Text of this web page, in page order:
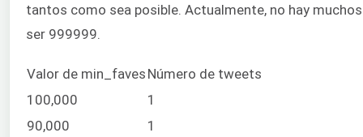
tantos como sea posible. Actualmente, no hay
ser 999999.
Valor de min_faves Número de tweets
100,000
1
90,000
1